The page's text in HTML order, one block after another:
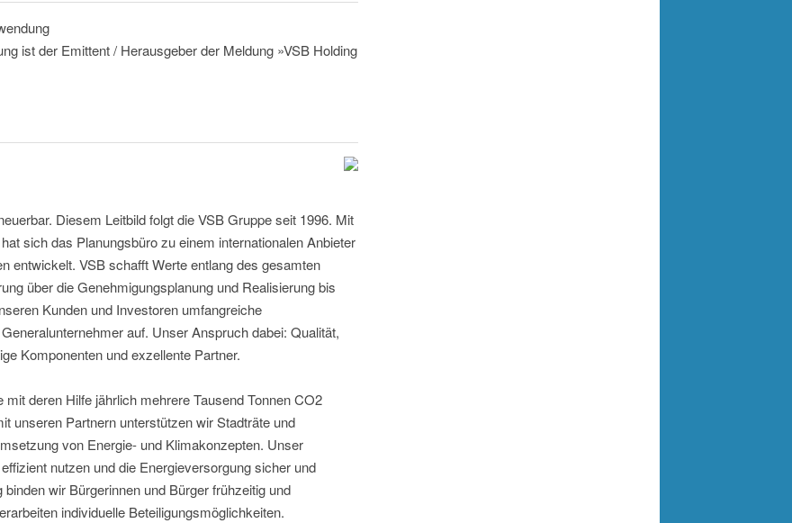
ist der Emittent / Herausgeber der Meldung »VSB Holding
Diesem Leitbild folgt die VSB Gruppe seit 1996. Mit
sich das Planungsbüro zu einem internationalen Anbieter
entwickelt. VSB schafft Werte entlang des gesamten
über die Genehmigungsplanung und Realisierung bis
Kunden und Investoren umfangreiche
auf. Unser Anspruch dabei: Qualität,
Komponenten und exzellente Partner.
deren Hilfe jährlich mehrere Tausend Tonnen CO2
unseren Partnern unterstützen wir Stadträte und
von Energie- und Klimakonzepten. Unser
nutzen und die Energieversorgung sicher und
wir Bürgerinnen und Bürger frühzeitig und
individuelle Beteiligungsmöglichkeiten.